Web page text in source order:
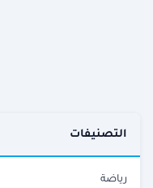
التصنيفات
رياضة